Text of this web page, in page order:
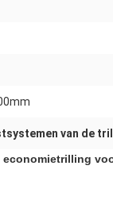
van de
economietrilling